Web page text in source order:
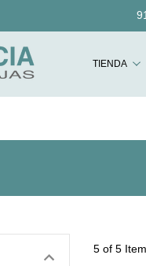
TIENDA
5 of 5